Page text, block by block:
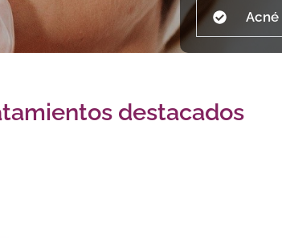
Acné
destacados